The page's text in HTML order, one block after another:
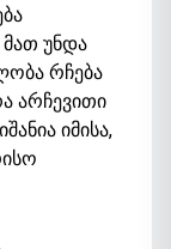
მათ უნდა
რჩება
არჩევითი
იმისა,